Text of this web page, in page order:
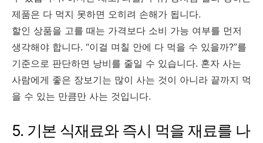
제품은 다 먹지 못하면 오히려 손해가 됩니다.
할인 상품을 고를 때는 가격보다 소비 가능 여부를 먼저
생각해야 합니다. “이걸 며칠 안에 다 먹을 수 있을까?”를
기준으로 판단하면 낭비를 줄일 수 있습니다. 혼자 사는
사람에게 좋은 장보기는 많이 사는 것이 아니라 끝까지 먹
을 수 있는 만큼만 사는 것입니다.
5. 기본 식재료와 즉시 먹을 재료를 나